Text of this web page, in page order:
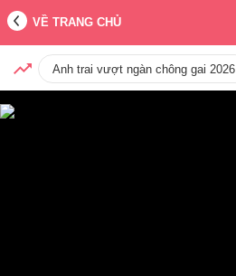
VỀ TRANG CHỦ
Anh trai vượt ngàn chông gai 2026